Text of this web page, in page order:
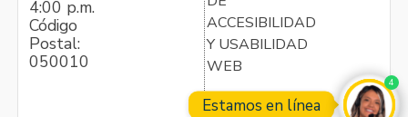
4:00 p.m.
Código
Postal:
050010
ACCESIBILIDAD
Y USABILIDAD
WEB
Estamos en línea
4